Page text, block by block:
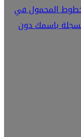
خطوط المحمول في
باسمك دون